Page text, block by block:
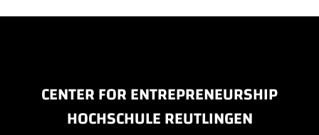
CENTER FOR ENTREPRENEURSHIP
HOCHSCHULE REUTLINGEN